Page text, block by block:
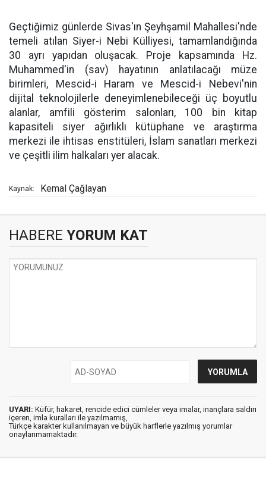
Geçtiğimiz günlerde Sivas'ın Şeyhşamil Mahallesi'nde
temeli atılan Siyer-i Nebi Külliyesi, tamamlandığında
30 ayrı yapıdan oluşacak. Proje kapsamında Hz.
Muhammed'in (sav) hayatının anlatılacağı müze
birimleri, Mescid-i Haram ve Mescid-i Nebevi'nin
dijital teknolojilerle deneyimlenebileceği üç boyutlu
alanlar, amfili gösterim salonları, 100 bin kitap
kapasiteli siyer ağırlıklı kütüphane ve araştırma
merkezi ile ihtisas enstitüleri, İslam sanatları merkezi
ve çeşitli ilim halkaları yer alacak.
Kaynak: Kemal Çağlayan
HABERE YORUM KAT
UYARI: Küfür, hakaret, rencide edici cümleler veya imalar, inançlara saldırı
içeren, imla kuralları ile yazılmamış,
Türkçe karakter kullanılmayan ve büyük harflerle yazılmış yorumlar
onaylanmamaktadır.